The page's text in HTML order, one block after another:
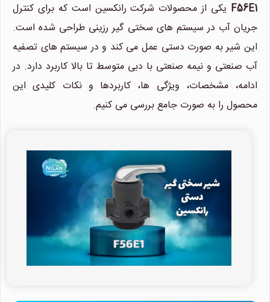
F56E1 یکی از محصولات شرکت رانکسین است که برای کنترل
جریان آب در سیستم های سختی گیر رزینی طراحی شده است.
این شیر به صورت دستی عمل می کند و در سیستم های تصفیه
آب صنعتی و نیمه صنعتی با دبی متوسط تا بالا کاربرد دارد. در
ادامه، مشخصات، ویژگی ها، کاربردها و نکات کلیدی این
محصول را به صورت جامع بررسی می کنیم.